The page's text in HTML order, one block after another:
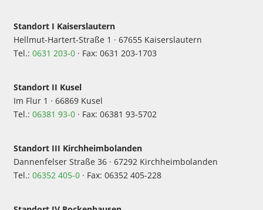
Standort I Kaiserslautern
Hellmut-Hartert-Straße 1 · 67655 Kaiserslautern
Tel.: 0631 203-0 · Fax: 0631 203-1703
Standort II Kusel
Im Flur 1 · 66869 Kusel
Tel.: 06381 93-0 · Fax: 06381 93-5702
Standort III Kirchheimbolanden
Dannenfelser Straße 36 · 67292 Kirchheimbolanden
Tel.: 06352 405-0 · Fax: 06352 405-228